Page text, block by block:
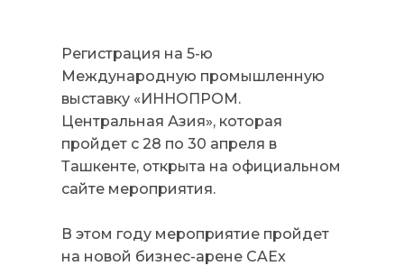
Регистрация на 5-ю
Международную промышленную
выставку «ИННОПРОМ.
Центральная Азия», которая
пройдет с 28 по 30 апреля в
Ташкенте, открыта на официальном
сайте мероприятия.
В этом году мероприятие пройдет
на новой бизнес-арене CAEx